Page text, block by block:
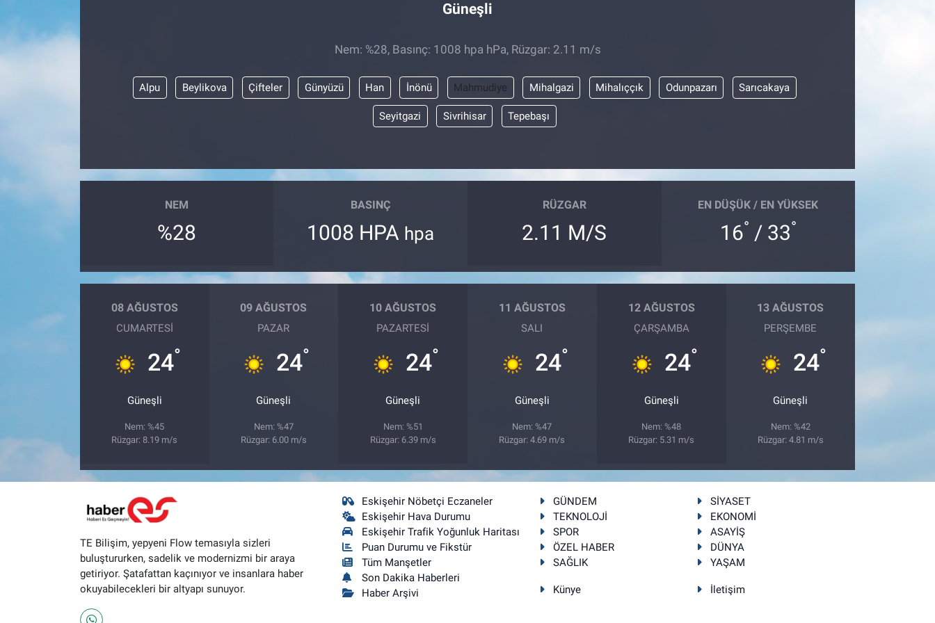
Güneşli
Nem: %28, Basınç: 1008 hpa hPa, Rüzgar: 2.11 m/s
Alpu Beylikova Çifteler Günyüzü Han İnönü Mahmudiye Mihalgazi Mihalıççık Odunpazarı Sarıcakaya
Seyitgazi Sivrihisar Tepebaşı
NEM
%28
BASINÇ
1008 HPA hpa
RÜZGAR
2.11 M/S
EN DÜŞÜK / EN YÜKSEK
16° / 33°
08 AĞUSTOS
CUMARTESI
24°
Güneşli
Nem: %45
Rüzgar: 8.19 m/s
09 AĞUSTOS
PAZAR
24°
Güneşli
Nem: %47
Rüzgar: 6.00 m/s
10 AĞUSTOS
PAZARTESI
24°
Güneşli
Nem: %51
Rüzgar: 6.39 m/s
11 AĞUSTOS
SALI
24°
Güneşli
Nem: %47
Rüzgar: 4.69 m/s
12 AĞUSTOS
ÇARŞAMBA
24°
Güneşli
Nem: %48
Rüzgar: 5.31 m/s
13 AĞUSTOS
PERŞEMBE
24°
Güneşli
Nem: %42
Rüzgar: 4.81 m/s
TE Bilişim, yepyeni Flow temasıyla sizleri
buluştururken, sadelik ve modernizmi bir araya
getiriyor. Şatafattan kaçınıyor ve insanlara haber
okuyabilecekleri bir altyapı sunuyor.
Eskişehir Nöbetçi Eczaneler
Eskişehir Hava Durumu
Eskişehir Trafik Yoğunluk Haritası
Puan Durumu ve Fikstür
Tüm Manşetler
Son Dakika Haberleri
Haber Arşivi
GÜNDEM
SİYASET
TEKNOLOJİ
EKONOMİ
SPOR
ASAYİŞ
ÖZEL HABER
DÜNYA
SAĞLIK
YAŞAM
Künye İletişim
ASAYİŞ